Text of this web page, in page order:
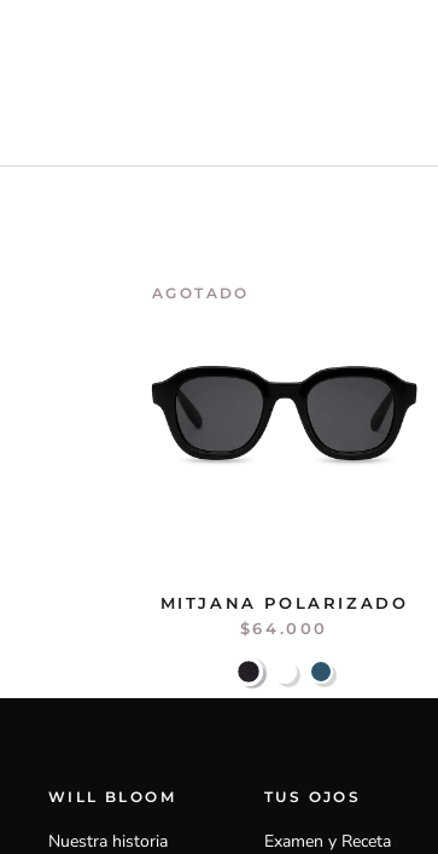
AGOTADO
MITJANA POLARIZADO
$64.000
WILL BLOOM
Nuestra historia
TUS OJOS
Examen y Receta